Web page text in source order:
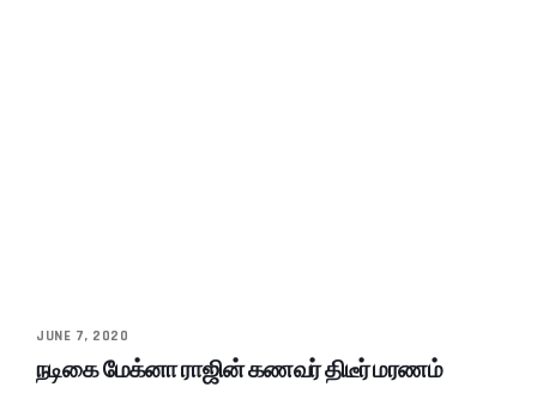
JUNE 7, 2020
நடிகை மேக்னா ராஜின் கணவர் திடீர் மரணம்